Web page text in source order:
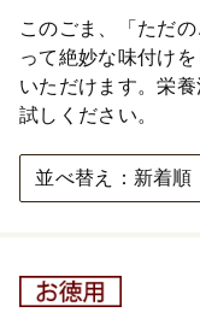
このごま、「ただ
って絶妙な味付け
いただけます。栄
試しください。
並べ替え 新着順